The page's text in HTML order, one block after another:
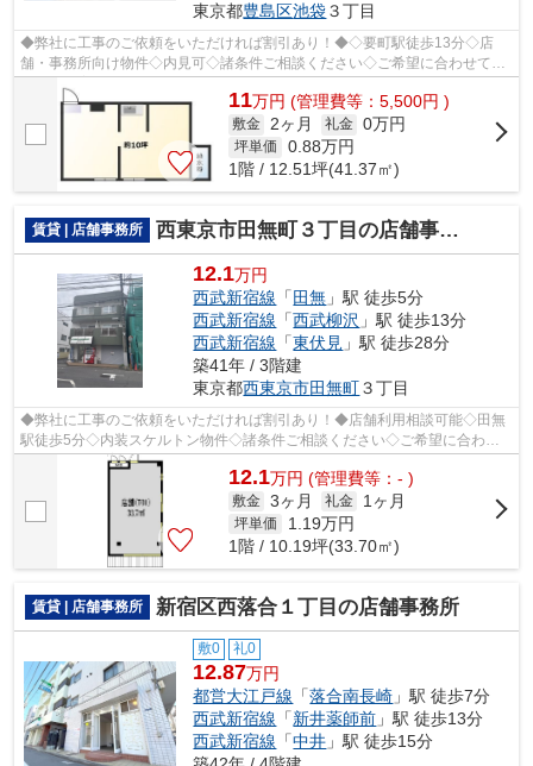
東京都豊島区池袋３丁目
◆弊社に工事のご依頼をいただければ割引あり！◆◇要町駅徒歩13分◇店
舗・事務所向け物件◇内見可◇諸条件ご相談ください◇ご希望に合わせて物
11万円 (管理費等：5,500円 )
敷金 2ヶ月 礼金 0万円
坪単価 0.88万円
1階 / 12.51坪(41.37㎡)
賃貸 | 店舗事務所 西東京市田無町３丁目の店舗事務所
12.1万円
西武新宿線 「 田無 」駅 徒歩5分
西武新宿線 「西武柳沢 」駅 徒歩13分
西武新宿線 「東伏見 」駅 徒歩28分
築41年 / 3階建
東京都西東京市田無町３丁目
◆弊社に工事のご依頼をいただければ割引あり！◆店舗利用相談可能◇田無
駅徒歩5分◇内装スケルトン物件◇諸条件ご相談ください◇ご希望に合わせ
て物件のご提案が可能です◇お気軽にお問い合...
12.1万円 (管理費等：- )
敷金 3ヶ月 礼金 1ヶ月
坪単価 1.19万円
1階 / 10.19坪(33.70㎡)
賃貸 | 店舗事務所 新宿区西落合１丁目の店舗事務所
敷0 礼0
12.87万円
都営大江戸線 「落合南長崎 」駅 徒歩7分
西武新宿線 「新井薬師前 」駅 徒歩13分
西武新宿線 「中井 」駅 徒歩15分